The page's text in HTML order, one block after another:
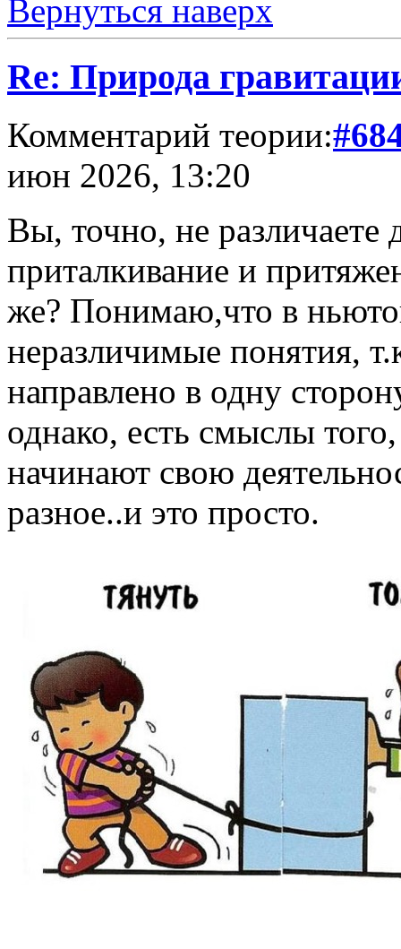
Вернуться наверх
Re: Природа
Комментарий теории:
июн 2026, 13:20
Вы, точно, не различаете
приталкивание и
же? Понимаю,что в
неразличимые понятия,
направлено в одну
однако, есть смыслы
начинают свою
разное..и это просто.